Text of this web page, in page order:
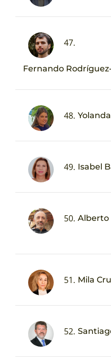
47.
Fernando
48.
49. Isabel
50. Alberto
51. Mila
52.